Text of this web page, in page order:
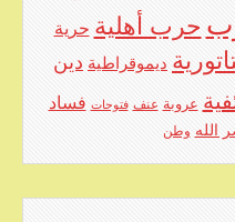
حرب أهلية حرية
ديموقراطية دين
عروبة عنف فتوحات فساد
الله وطن